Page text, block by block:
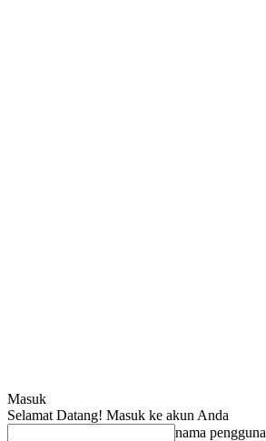
Masuk
Selamat Datang! Masuk ke akun Anda
nama pengguna